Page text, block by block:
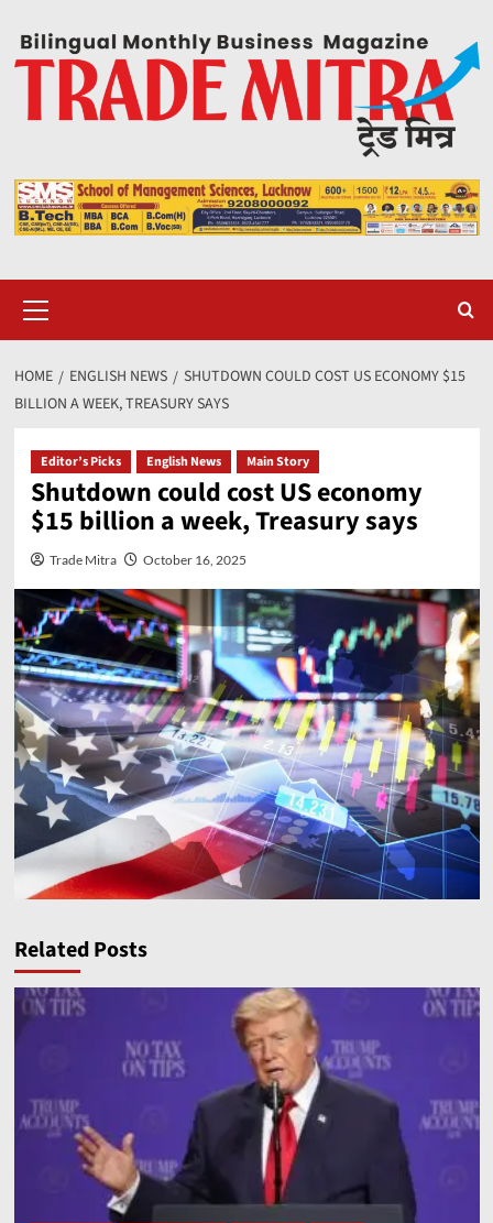
content
Menu
HOME ENGLISH NEWS
SHUTDOWN COULD COST US ECONOMY $15
BILLION A WEEK, TREASURY SAYS
Editor’s Picks English News Main Story
Shutdown could cost US economy
$15 billion a week, Treasury says
Trade Mitra October 16, 2025
Related Posts